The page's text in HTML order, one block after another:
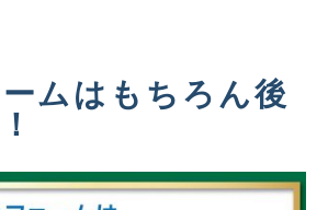
ムはもちろん後